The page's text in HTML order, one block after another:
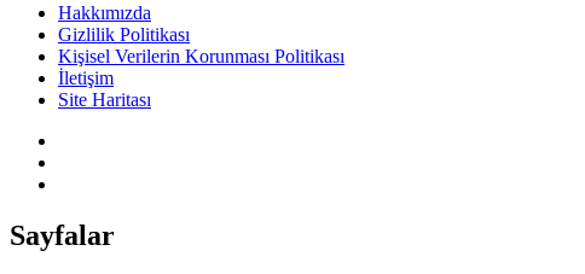
Hakkımızda
Gizlilik Politikası
Kişisel Verilerin Korunması Politikası
İletişim
Site Haritası
Sayfalar